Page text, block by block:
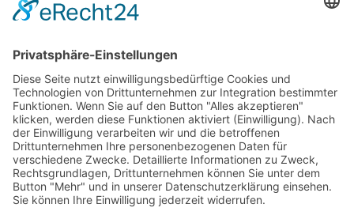
Sicherheitstechnik
Bürotechnik
Service
Aktuelles
Storchenkamera
Kontakt